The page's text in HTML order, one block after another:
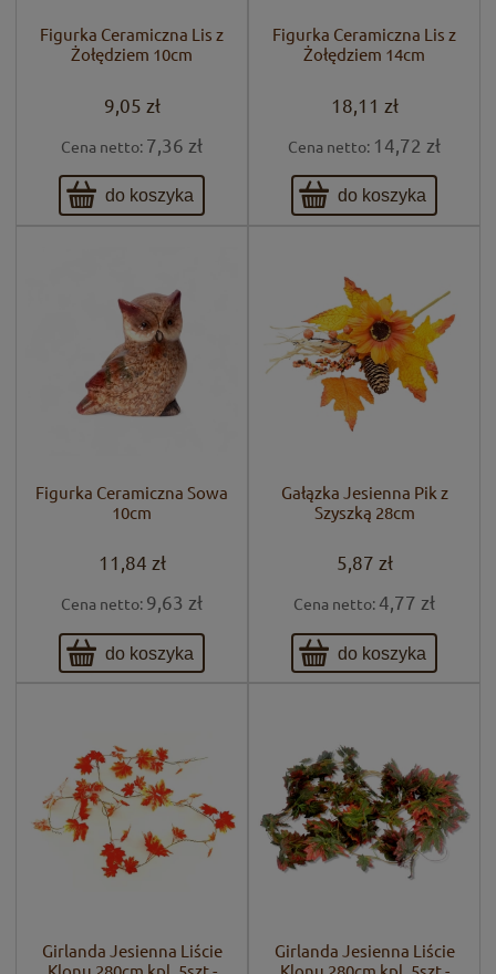
Figurka Ceramiczna Lis z
Żołędziem 10cm
9,05 zł
Cena netto: 7,36 zł
do koszyka
Figurka Ceramiczna Lis z
Żołędziem 14cm
18,11 zł
Cena netto: 14,72 zł
do koszyka
Figurka Ceramiczna Sowa
10cm
11,84 zł
Cena netto: 9,63 zł
do koszyka
Gałązka Jesienna Pik z
Szyszką 28cm
5,87 zł
Cena netto: 4,77 zł
do koszyka
Girlanda Jesienna Liście
Klonu 280cm kpl. 5szt -
Girlanda Jesienna Liście
Klonu 280cm kpl. 5szt -